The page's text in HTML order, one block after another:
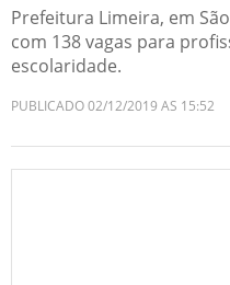
Prefeitura Limeira, em
com 138 vagas para
escolaridade.
PUBLICADO 02/12/2019 AS 15:52